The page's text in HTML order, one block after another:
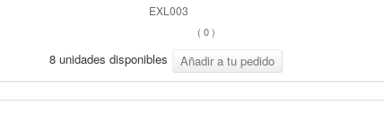
EXL003
( 0)
8 unidades disponibles